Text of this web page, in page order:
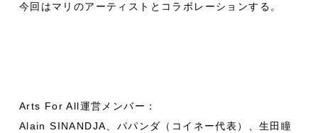
今回はマリのアーティストとコラボレーションする。
Arts For All運営メンバー：
Alain SINANDJA、パパンダ（コイネー代表）、生田瞳